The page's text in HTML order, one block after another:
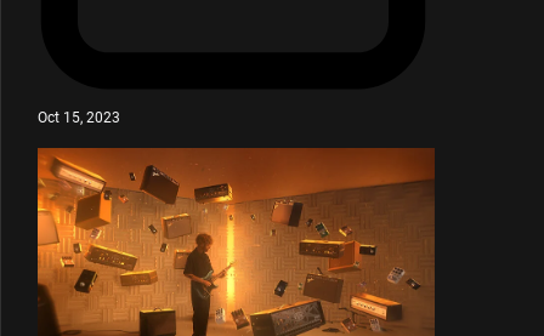
Oct 15, 2023